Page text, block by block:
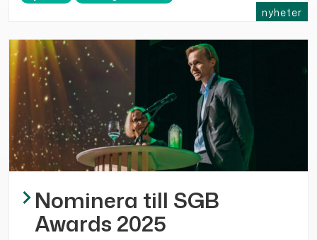
nyheter
Nominera till SGB
Awards 2025